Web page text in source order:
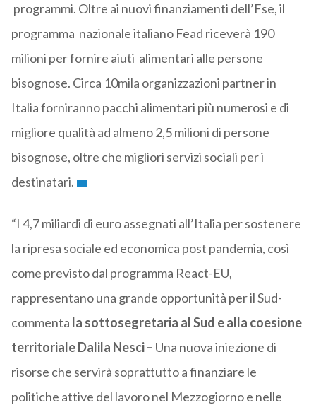
programmi. Oltre ai nuovi finanziamenti dell’Fse, il
programma nazionale italiano Fead riceverà 190
milioni per fornire aiuti alimentari alle persone
bisognose. Circa 10mila organizzazioni partner in
Italia forniranno pacchi alimentari più numerosi e di
migliore qualità ad almeno 2,5 milioni di persone
bisognose, oltre che migliori servizi sociali per i
destinatari.
“I 4,7 miliardi di euro assegnati all’Italia per sostenere
la ripresa sociale ed economica post pandemia, così
come previsto dal programma React-EU,
rappresentano una grande opportunità per il Sud-
commenta la sottosegretaria al Sud e alla coesione
territoriale Dalila Nesci – Una nuova iniezione di
risorse che servirà soprattutto a finanziare le
politiche attive del lavoro nel Mezzogiorno e nelle